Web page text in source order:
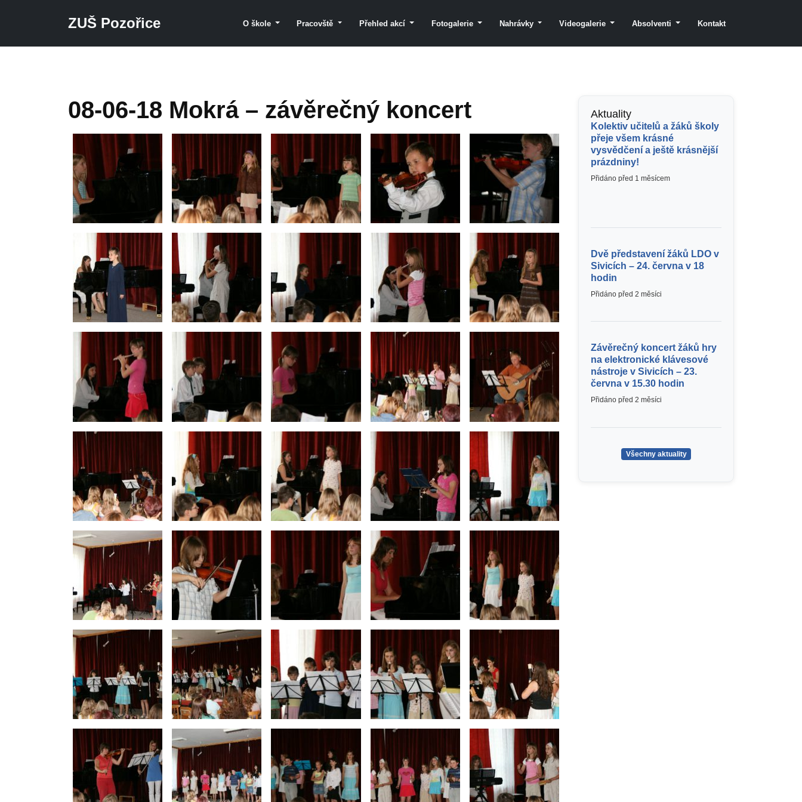
ZUŠ Pozořice O škole Pracovště Přehled akcí Fotogalerie Nahrávky Videogalerie Absolventi Kontakt
08-06-18 Mokrá – závěrečný koncert Aktuality
Kolektiv učitelů a žáků školy
přeje všem krásné
vysvědčení a ještě krásnější
prázdniny!
Přidáno před 1 měsícem
Dvě představení žáků LDO v
Sivicích – 24. června v 18
hodin
Přidáno před 2 měsíci
Závěrečný koncert žáků hry
na elektronické klávesové
nástroje v Sivicích – 23.
června v 15.30 hodin
Přidáno před 2 měsíci
Všechny aktuality